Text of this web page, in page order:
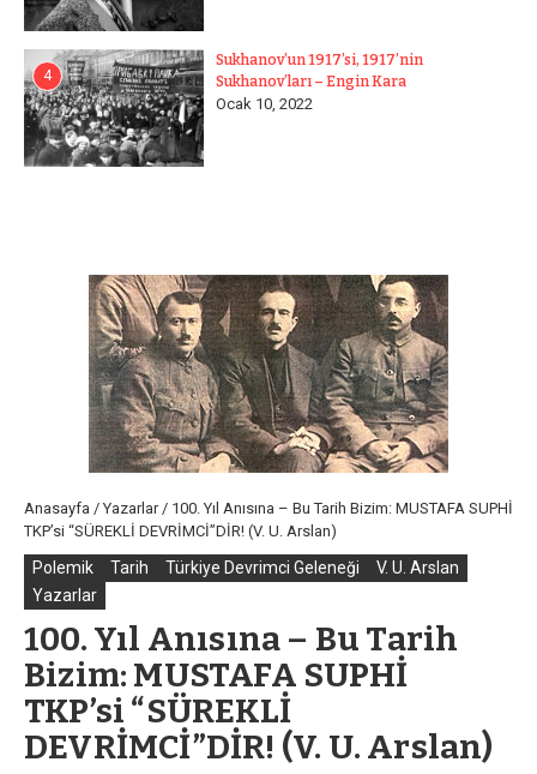
4
Sukhanov’un 1917’si, 1917’nin
Sukhanov’ları – Engin Kara
Ocak 10, 2022
Anasayfa /Yazarlar/ 100. Yıl Anısına – Bu Tarih Bizim: MUSTAFA SUPHİ
TKP’si “SÜREKLİ DEVRİMCİ”DİR! (V. U. Arslan)
Polemik Tarih Türkiye Devrimci Geleneği
V. U. Arslan
Yazarlar
100. Yıl Anısına – Bu Tarih
Bizim: MUSTAFA SUPHİ
TKP’si “SÜREKLİ
DEVRİMCİ”DİR! (V. U. Arslan)